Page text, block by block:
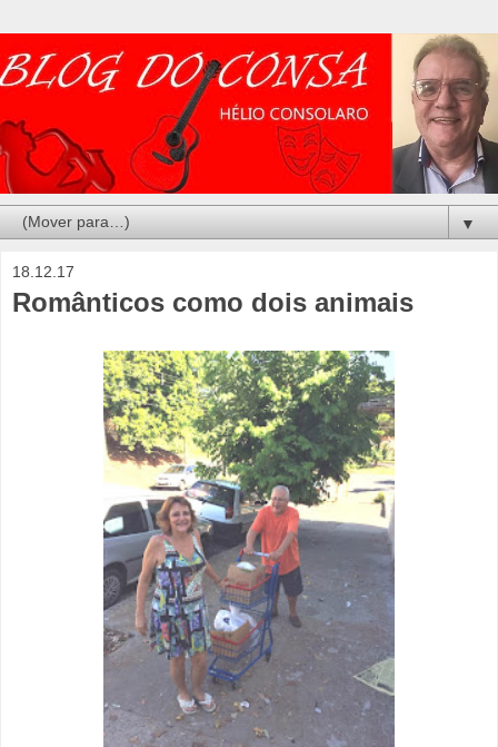
▼
18.12.17
Românticos como dois animais